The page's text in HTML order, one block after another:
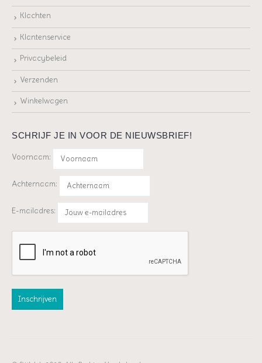
Klachten
Klantenservice
Privacybeleid
Verzenden
Winkelwagen
SCHRIJF JE IN VOOR DE NIEUWSBRIEF!
Voornaam:
Achternaam:
E-mailadres: